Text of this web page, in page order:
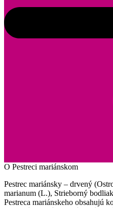
O Pestreci mariánskom
Pestrec mariánsky – drvený
marianum (L.), Strieborný
Pestreca mariánskeho obsahujú